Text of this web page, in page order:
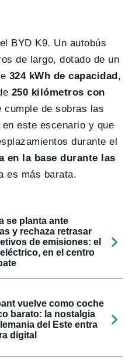
BYD K9. Un autobús
de largo, dotado de un
324 kWh de capacidad,
250 kilómetros con
cumple de sobras las
este escenario y que
durante el
en la base durante las
es más barata.
se planta ante
y rechaza retrasar
de emisiones: el
en el centro
vuelve como coche
barato: la nostalgia
del Este entra
digital